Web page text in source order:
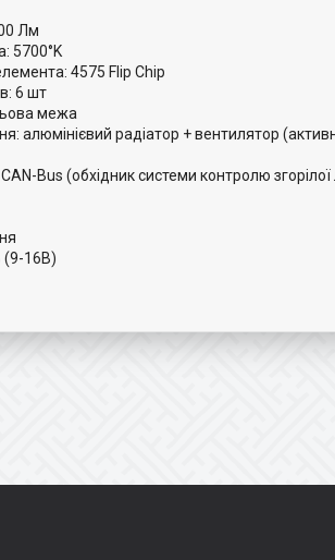
Лм
5700°K
4575 Flip Chip
6 шт
межа
алюмінієвий радіатор + вентилятор
Bus (обхідник системи контролю
(9-16В)